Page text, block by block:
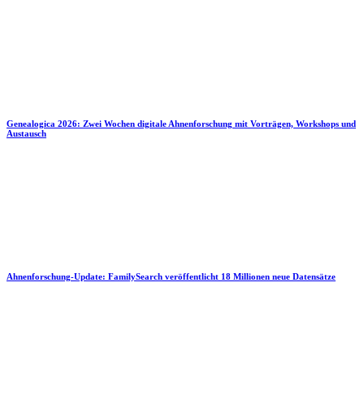
Genealogica 2026: Zwei Wochen digitale Ahnenforschung mit Vorträgen, Workshops und
Austausch
Ahnenforschung-Update: FamilySearch veröffentlicht 18 Millionen neue Datensätze